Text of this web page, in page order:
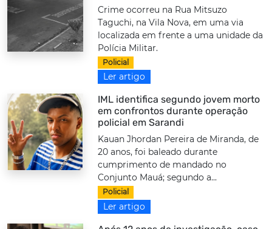
Crime ocorreu na Rua Mitsuzo
Taguchi, na Vila Nova, em uma via
localizada em frente a uma unidade da
Polícia Militar.
Policial
Ler artigo
IML identifica segundo jovem morto
em confrontos durante operação
policial em Sarandi
Kauan Jhordan Pereira de Miranda, de
20 anos, foi baleado durante
cumprimento de mandado no
Conjunto Mauá; segundo a...
Policial
Ler artigo